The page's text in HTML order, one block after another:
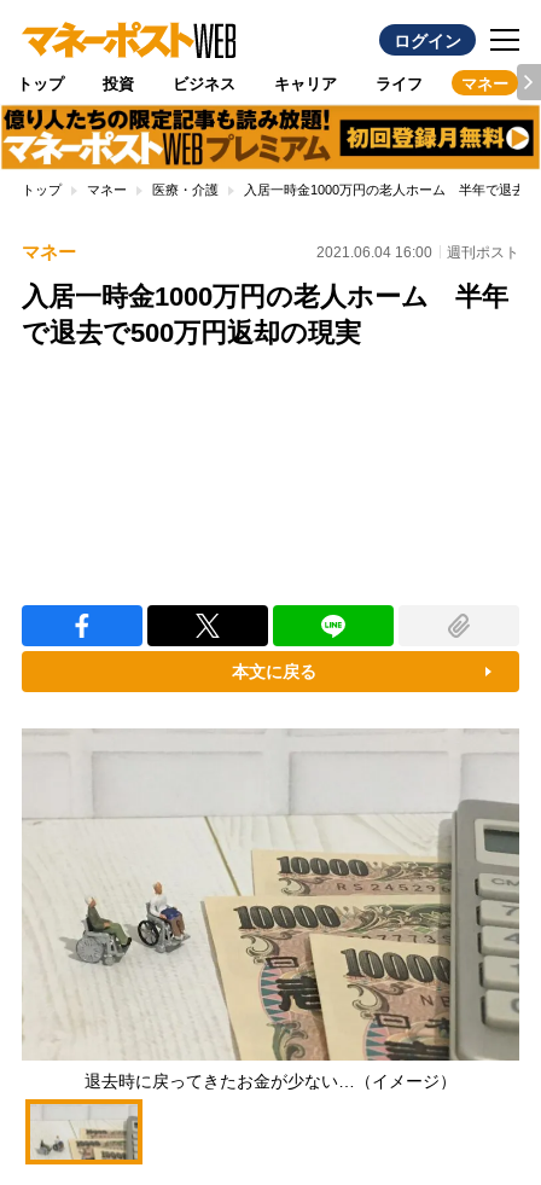
ログイン
トップ 投資 ビジネス キャリア ライフ マネー
トップ マネー 医療・介護 入居一時金1000万円の老人ホーム 半年で退去で
マネー 2021.06.04 16:00 週刊ポスト
入居一時金1000万円の老人ホーム 半年
で退去で500万円返却の現実
本文に戻る
退去時に戻ってきたお金が少ない…（イメージ）